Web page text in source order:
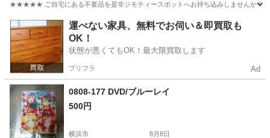
★★★★★ ご自宅にある不要品を是非ジモティースポットへお持ち込みしませんか？
神奈川 横浜市 DVD/ブルーレイ ブルーレイ
運べない家具、無料でお伺い＆即買取も
OK！
状態が悪くてもOK！最大限買取します
プリフラ Ad
0808-177 DVD/ブルーレイ
500円
横浜市 8月8日